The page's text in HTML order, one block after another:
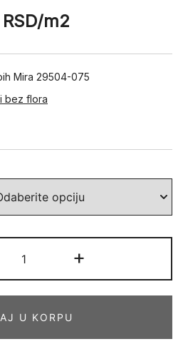
RSD/m2
Mira 29504-075
bez flora
29504-
075
+
U KORPU